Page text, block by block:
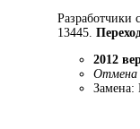
Разработчики
13445.
2012
Отмена
Замена: